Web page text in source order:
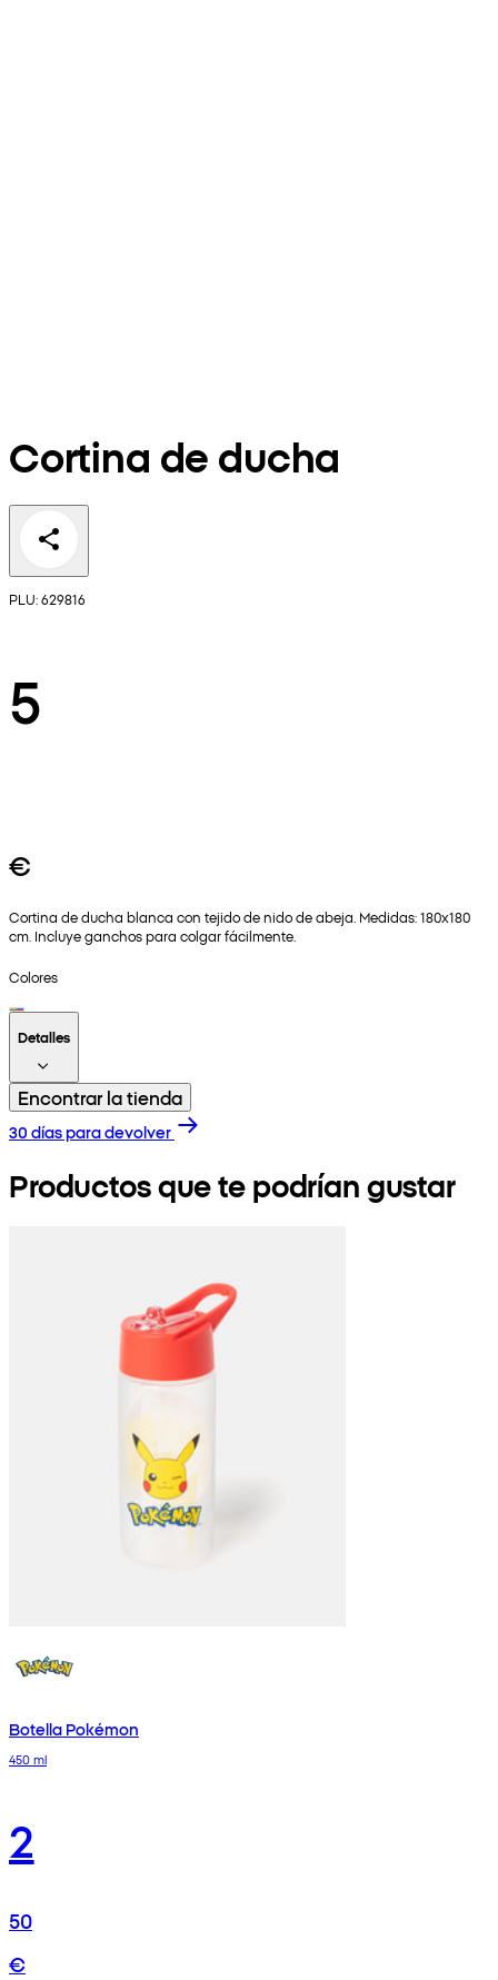
Cortina de ducha
PLU: 629816
5
€
Cortina de ducha blanca con tejido de nido de abeja. Medidas: 180x180
cm. Incluye ganchos para colgar fácilmente.
Colores
Detalles
Encontrar la tienda
30 días para devolver
Productos que te podrían gustar
Botella Pokémon
450 ml
2
50
€